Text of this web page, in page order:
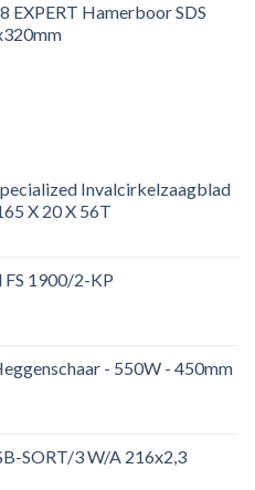
EXPERT Hamerboor SDS
Invalcirkelzaagblad
X 20 X 56T
FS 1900/2-KP
- 550W - 450mm
SORT/3 W/A 216x2,3